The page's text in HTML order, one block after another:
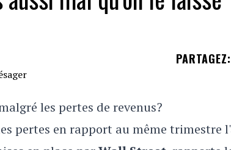
PARTAGEZ:
les pertes de revenus?
pertes en rapport au même trimestre